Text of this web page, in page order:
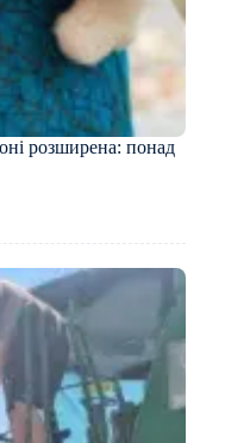
розширена: понад